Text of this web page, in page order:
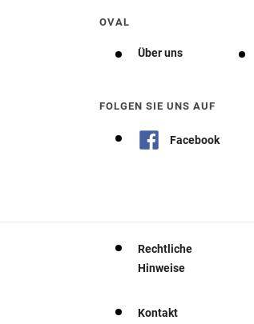
OVAL
Über uns
FOLGEN SIE UNS AUF
Facebook
Rechtliche
Hinweise
Kontakt